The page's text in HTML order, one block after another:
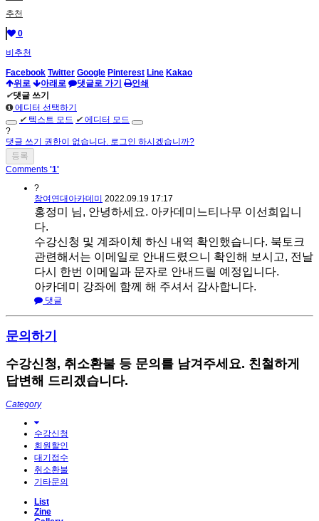
추천
0
비추천
Facebook Twitter Google Pinterest Line Kakao
위로
아래로 댓글로 가기
인쇄
✔댓글 쓰기
에디터 선택하기
✔ 텍스트 모드 ✔에디터 모드
?
댓글 쓰기 권한이 없습니다. 로그인 하시겠습니까?
Comments '1'
?
참여연대아카데미 2022.09.19 17:17
홍정미 님, 안녕하세요. 아카데미느티나무 이선희입니
다.
수강신청 및 계좌이체 하신 내역 확인했습니다. 북토크
관련해서는 이메일로 안내드렸으니 확인해 보시고, 전날
다시 한번 이메일과 문자로 안내드릴 예정입니다.
아카데미 강좌에 함께 해 주셔서 감사합니다.
댓글
문의하기
수강신청, 취소환불 등 문의를 남겨주세요. 친철하게
답변해 드리겠습니다.
Category
수강신청
회원할인
대기접수
취소환불
기타문의
List
Zine